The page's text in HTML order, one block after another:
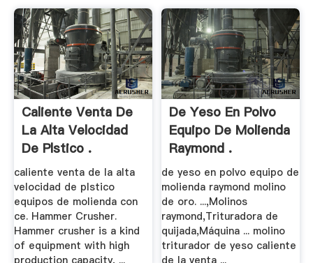
Caliente Venta De
La Alta Velocidad
De Plstico .
caliente venta de la alta
velocidad de plstico
equipos de molienda con
ce. Hammer Crusher.
Hammer crusher is a kind
of equipment with high
De Yeso En Polvo
Equipo De Molienda
Raymond .
de yeso en polvo equipo de
molienda raymond molino
de oro. ...,Molinos
raymond,Trituradora de
quijada,Máquina ... molino
triturador de yeso caliente